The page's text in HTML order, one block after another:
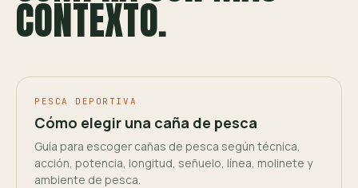
CONTEXTO.
PESCA DEPORTIVA
Cómo elegir una caña de pesca
Guía para escoger cañas de pesca según técnica,
acción, potencia, longitud, señuelo, línea, molinete y
ambiente de pesca.